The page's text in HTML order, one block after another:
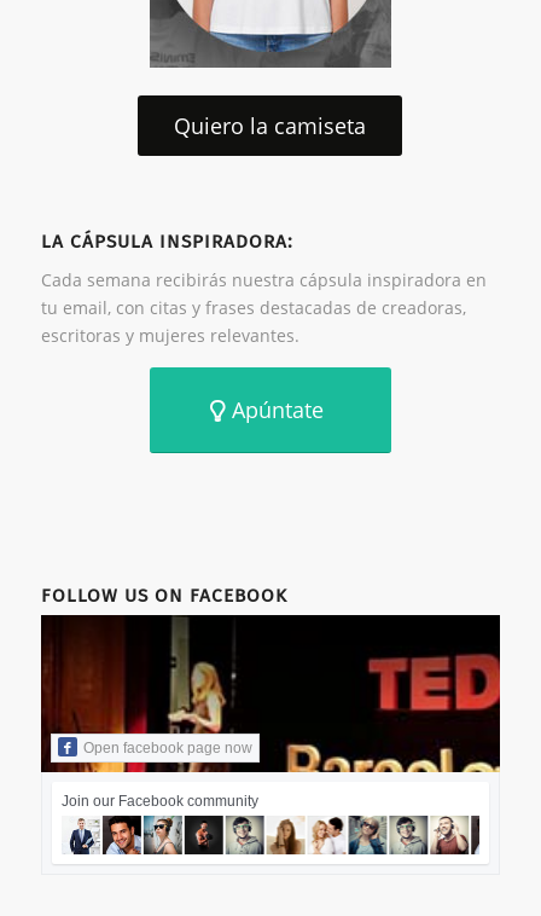
Quiero la camiseta
LA CÁPSULA INSPIRADORA:
Cada semana recibirás nuestra cápsula inspiradora en
tu email, con citas y frases destacadas de creadoras,
escritoras y mujeres relevantes.
Apúntate
FOLLOW US ON FACEBOOK
Open facebook page now
Join our Facebook community